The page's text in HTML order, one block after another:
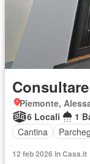
Piemonte,
6 Locali
1
Cantina
12 feb 2026 in Casa.it